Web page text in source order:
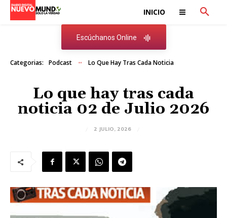
INICIO
Escúchanos Online
Categorias: Podcast Lo Que Hay Tras Cada Noticia
Lo que hay tras cada
noticia 02 de Julio 2026
2 JULIO, 2026